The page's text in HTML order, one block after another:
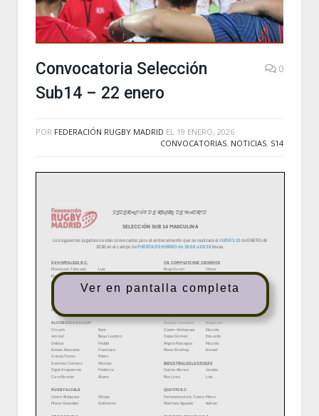
Convocatoria Selección
Sub14 – 22 enero
0
POR FEDERACIÓN RUGBY MADRID EL 19 ENERO, 2026
CONVOCATORIAS, NOTICIAS, S14
Ver en pantalla completa